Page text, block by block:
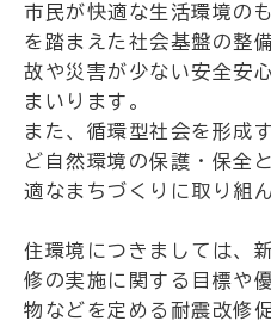
市民が快適な生活環境の
を踏まえた社会基盤の整
故や災害が少ない安全安
まいります。
また、循環型社会を形成
ど自然環境の保護・保全
適なまちづくりに取り組
住環境につきましては、
修の実施に関する目標や
物などを定める耐震改修